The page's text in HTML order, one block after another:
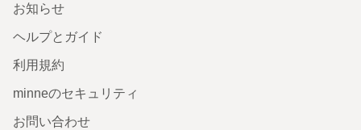
お知らせ
ヘルプとガイド
利用規約
minneのセキュリティ
お問い合わせ